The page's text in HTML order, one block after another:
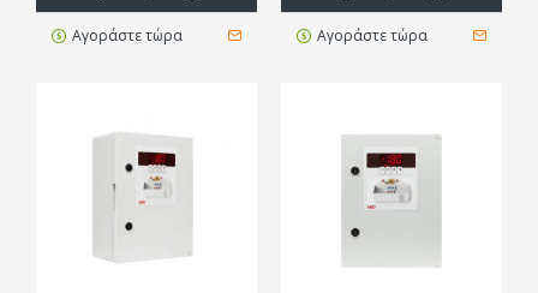
Αγοράστε τώρα Αγοράστε τώρα